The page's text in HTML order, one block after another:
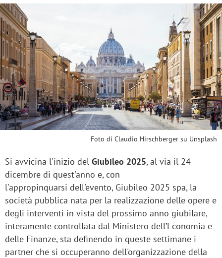
Foto di Claudio Hirschberger su Unsplash
Si avvicina l'inizio del Giubileo 2025, al via il 24
dicembre di quest'anno e, con
l'appropinquarsi dell'evento, Giubileo 2025 spa, la
società pubblica nata per la realizzazione delle opere e
degli interventi in vista del prossimo anno giubilare,
interamente controllata dal Ministero dell’Economia e
delle Finanze, sta definendo in queste settimane i
partner che si occuperanno dell'organizzazione della